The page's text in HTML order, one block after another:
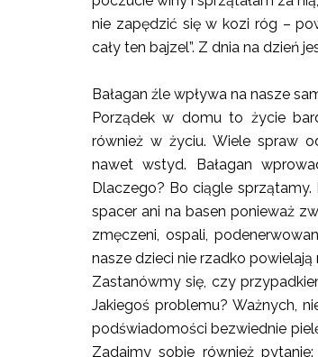
nie zapędzić się w kozi róg –
cały ten bajzel”. Z dnia na dzień
Bałagan źle wpływa na nasze
Porządek w domu to życie
również w życiu. Wiele spraw
nawet wstyd. Bałagan
Dlaczego? Bo ciągle
spacer ani na basen ponieważ
zmęczeni, ospali,
nasze dzieci nie rzadko powielają
Zastanówmy się, czy
Jakiegoś problemu? Ważnych,
podświadomości bezwiednie
Zadajmy sobie również